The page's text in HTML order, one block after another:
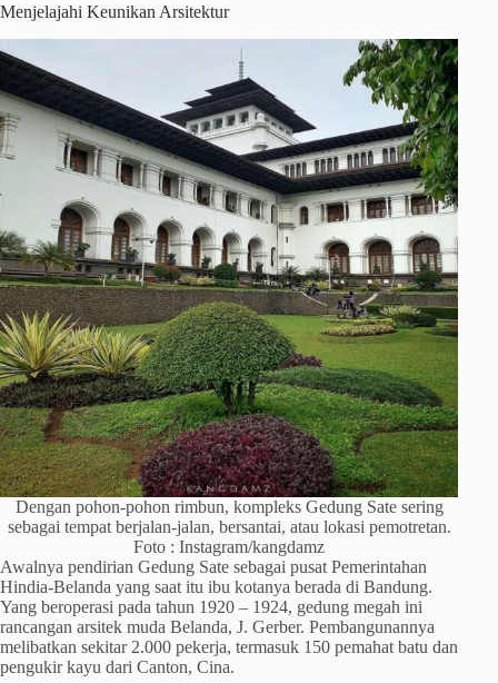
Menjelajahi Keunikan Arsitektur
Dengan pohon-pohon rimbun, kompleks Gedung Sate sering
sebagai tempat berjalan-jalan, bersantai, atau lokasi pemotretan.
Foto : Instagram/kangdamz
Awalnya pendirian Gedung Sate sebagai pusat Pemerintahan
Hindia-Belanda yang saat itu ibu kotanya berada di Bandung.
Yang beroperasi pada tahun 1920 – 1924, gedung megah ini
rancangan arsitek muda Belanda, J. Gerber. Pembangunannya
melibatkan sekitar 2.000 pekerja, termasuk 150 pemahat batu dan
pengukir kayu dari Canton, Cina.